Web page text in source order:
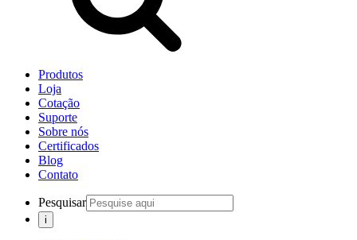
Produtos
Loja
Cotação
Suporte
Sobre nós
Certificados
Blog
Contato
Pesquisar